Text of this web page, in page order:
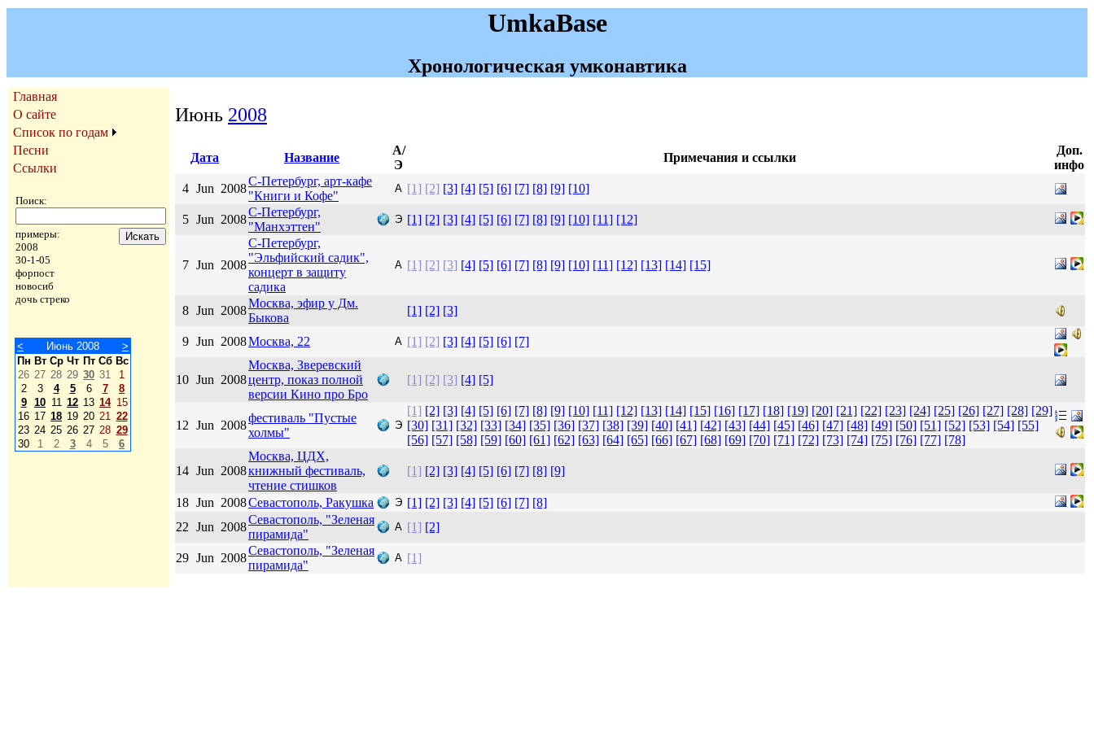
UmkaBase
Хронологическая умконавтика
Главная
О сайте
Список по годам
Песни
Ссылки
Поиск:
примеры:
2008
30-1-05
форпост
новосиб
дочь стреко
< Июнь 2008
>
Пн Вт Ср Чт Пт Сб Вс
26 27 28 29 30 31
1
2
3 4 5 6 7
8
9
10 11 12 13 14 15
16 17 18 19 20 21 22
23 24 25 26 27 28 29
30
1 2 3 4 5 6
Июнь 2008
Дата Название
А/
Э
Примечания и ссылки
Доп.
инфо
4 Jun 2008
С-Петербург, арт-кафе
"Книги и Кофе"
А [1] [2] [3] [4] [5] [6] [7] [8] [9] [10]
5 Jun 2008
С-Петербург,
"Манхэттен"
Э [1] [2] [3] [4] [5] [6] [7] [8] [9] [10] [11] [12]
7 Jun 2008
С-Петербург,
"Эльфийский садик",
концерт в защиту
садика
А [1] [2] [3] [4] [5] [6] [7] [8] [9] [10] [11] [12] [13] [14] [15]
8 Jun 2008
Москва, эфир у Дм.
Быкова
[1] [2] [3]
9 Jun 2008Москва, 22 А [1] [2] [3] [4] [5] [6] [7]
10 Jun 2008
Москва, Зверевский
центр, показ полной
версии Кино про Бро
[1] [2] [3] [4] [5]
12 Jun 2008
фестиваль "Пустые
холмы"
Э
[1] [2] [3] [4] [5] [6] [7] [8] [9] [10] [11] [12] [13] [14] [15] [16] [17] [18] [19] [20] [21] [22] [23] [24] [25] [26] [27] [28] [29]
[30] [31] [32] [33] [34] [35] [36] [37] [38] [39] [40] [41] [42] [43] [44] [45] [46] [47] [48] [49] [50] [51] [52] [53] [54] [55]
[56] [57] [58] [59] [60] [61] [62] [63] [64] [65] [66] [67] [68] [69] [70] [71] [72] [73] [74] [75] [76] [77] [78]
14 Jun 2008
Москва, ЦДХ,
книжный фестиваль,
чтение стишков
[1] [2] [3] [4] [5] [6] [7] [8] [9]
18 Jun 2008Севастополь, Ракушка Э [1] [2] [3] [4] [5] [6] [7] [8]
22 Jun 2008
Севастополь, "Зеленая
пирамида"
А [1] [2]
29 Jun 2008
Севастополь, "Зеленая
пирамида"
А [1]